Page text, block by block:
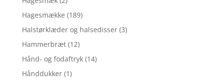
Hagesmække (189)
Halstørklæder og halsedisser (3)
Hammerbræt (12)
Hånd- og fodaftryk (14)
Hånddukker (1)